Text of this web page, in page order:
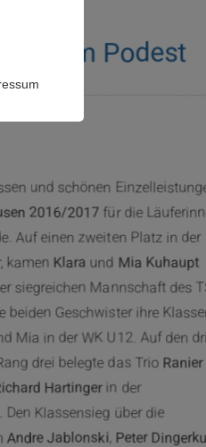
dem Podest
und schönen
2016/2017 für die
Auf einen zweiten Platz in der
kamen Klara und Mia Kuhaupt
siegreichen Mannschaft des
beiden Geschwister ihre
Mia in der WK U12. Auf den
drei belegte das Trio Ranier
Hartingerin der
Klassensieg über die
Andre Jablonski, Peter